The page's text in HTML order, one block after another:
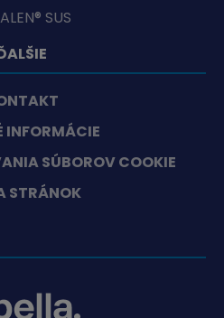
SUS
INFORMÁCIE
SÚBOROV COOKIE
STRÁNOK